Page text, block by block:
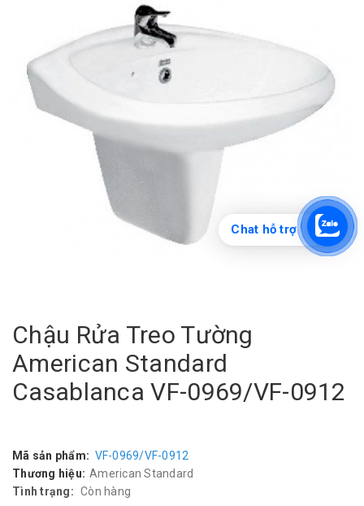
Chậu Rửa Treo Tường
American Standard
Casablanca VF-0969/VF-0912
Mã sản phẩm: VF-0969/VF-0912
Thương hiệu: American Standard
Tình trạng: Còn hàng
Chat hỗ trợ